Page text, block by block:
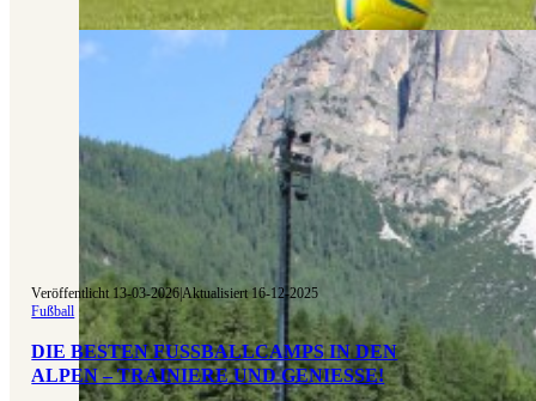
Veröffentlicht 13-03-2026|Aktualisiert 16-12-2025
Fußball
DIE BESTEN FUSSBALLCAMPS IN DEN A
LPEN – TRAINIERE UND GENIESSE!